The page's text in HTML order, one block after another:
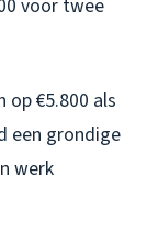
voor twee
op €5.800 als
een grondige
werk